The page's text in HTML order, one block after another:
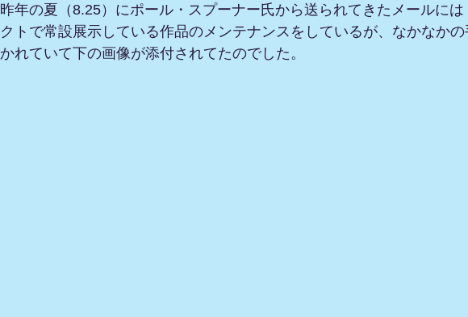
昨年の夏（8.25）にポール・スプーナー氏から送られてきたメールには
クトで常設展示している作品のメンテナンスをしているが、なかなか
かれていて下の画像が添付されてたのでした。